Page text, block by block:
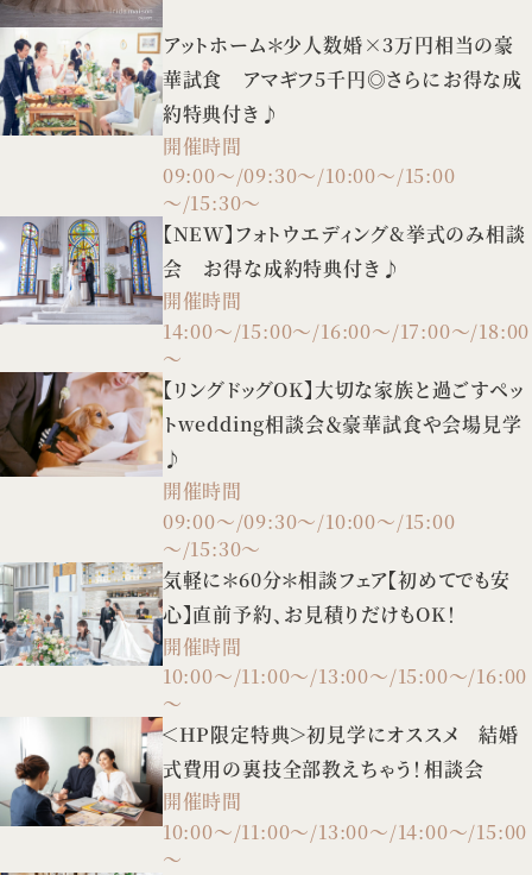
アットホーム＊少人数婚×3万円相当の豪
華試食 アマギフ5千円◎さらにお得な成
約特典付き♪
開催時間
09:00～/09:30～/10:00～/15:00
～/15:30～
【NEW】フォトウエディング&挙式のみ相談
会 お得な成約特典付き♪
開催時間
14:00～/15:00～/16:00～/17:00～/18:00
～
【リングドッグOK】大切な家族と過ごすペッ
トwedding相談会＆豪華試食や会場見学
♪
開催時間
09:00～/09:30～/10:00～/15:00
～/15:30～
気軽に＊60分＊相談フェア【初めてでも安
心】直前予約、お見積りだけもOK！
開催時間
10:00～/11:00～/13:00～/15:00～/16:00
～
＜HP限定特典＞初見学にオススメ 結婚
式費用の裏技全部教えちゃう！相談会
開催時間
10:00～/11:00～/13:00～/14:00～/15:00
～